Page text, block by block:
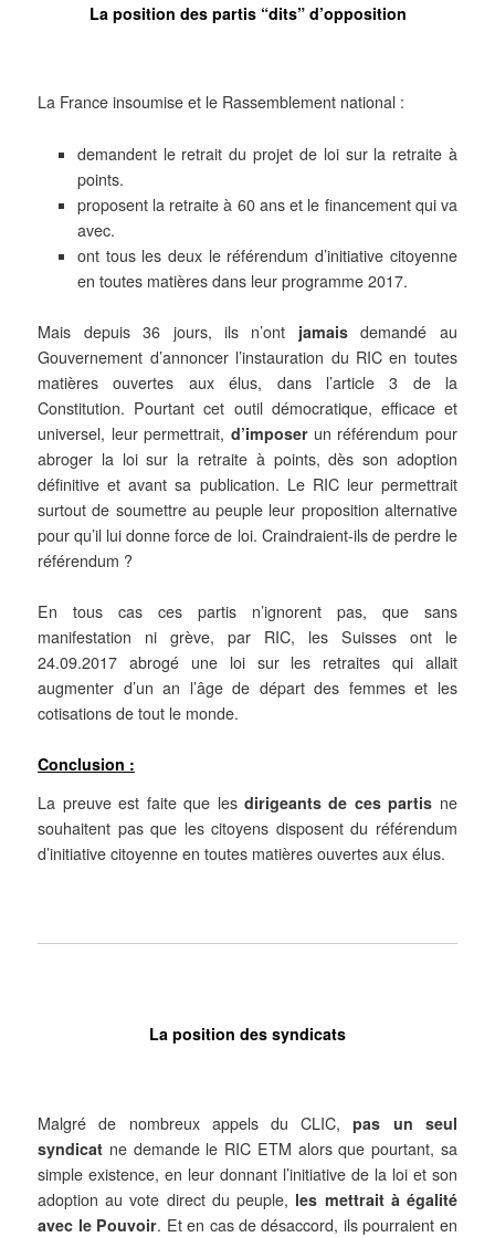
La position des partis “dits” d’opposition
La France insoumise et le Rassemblement national :
demandent le retrait du projet de loi sur la retraite à
points.
proposent la retraite à 60 ans et le financement qui va
avec.
ont tous les deux le référendum d’initiative citoyenne
en toutes matières dans leur programme 2017.
Mais depuis 36 jours, ils n’ont jamaisdemandé au
Gouvernement d’annoncer l’instauration du RIC en toutes
matières ouvertes aux élus, dans l’article 3 de la
Constitution. Pourtant cet outil démocratique, efficace et
universel, leur permettrait, d’imposerun référendum pour
abroger la loi sur la retraite à points, dès son adoption
définitive et avant sa publication. Le RIC leur permettrait
surtout de soumettre au peuple leur proposition alternative
pour qu’il lui donne force de loi. Craindraient-ils de perdre le
référendum ?
En tous cas ces partis n’ignorent pas, que sans
manifestation ni grève, par RIC, les Suisses ont le
24.09.2017 abrogé une loi sur les retraites qui allait
augmenter d’un an l’âge de départ des femmes et les
cotisations de tout le monde.
Conclusion :
La preuve est faite que les dirigeants de ces partis ne
souhaitent pas que les citoyens disposent du référendum
d’initiative citoyenne en toutes matières ouvertes aux élus.
La position des syndicats
Malgré de nombreux appels du CLIC, pas un seul
syndicat ne demande le RIC ETM alors que pourtant, sa
simple existence, en leur donnant l’initiative de la loi et son
adoption au vote direct du peuple, les mettrait à égalité
avec le Pouvoir. Et en cas de désaccord, ils pourraient en